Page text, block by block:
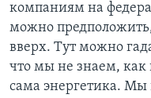
компаниям на
можно
вверх. Тут можно
что мы не знаем, как
сама энергетика.